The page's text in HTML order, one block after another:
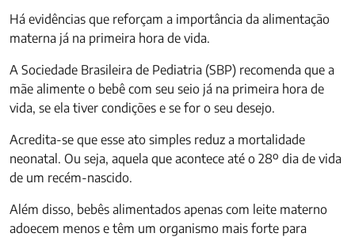
Há evidências que reforçam a importância da alimentação
materna já na primeira hora de vida.
A Sociedade Brasileira de Pediatria (SBP) recomenda que a
mãe alimente o bebê com seu seio já na primeira hora de
vida, se ela tiver condições e se for o seu desejo.
Acredita-se que esse ato simples reduz a mortalidade
neonatal. Ou seja, aquela que acontece até o 28º dia de vida
de um recém-nascido.
Além disso, bebês alimentados apenas com leite materno
adoecem menos e têm um organismo mais forte para